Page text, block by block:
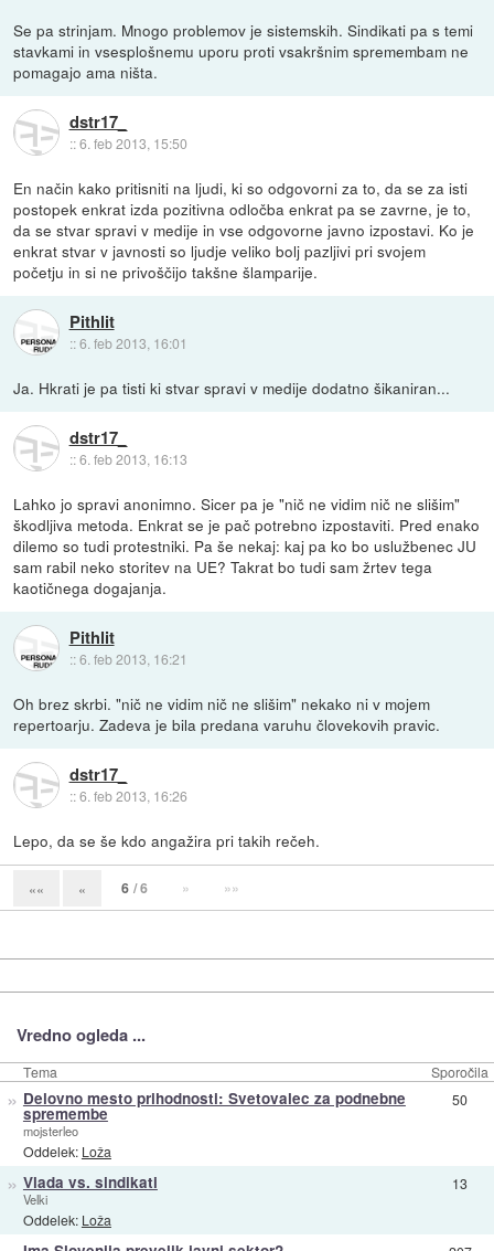
Se pa strinjam. Mnogo problemov je sistemskih. Sindikati pa s temi
stavkami in vsesplošnemu uporu proti vsakršnim spremembam ne
pomagajo ama ništa.
dstr17_
::6. feb 2013, 15:50
En način kako pritisniti na ljudi, ki so odgovorni za to, da se za isti
postopek enkrat izda pozitivna odločba enkrat pa se zavrne, je to,
da se stvar spravi v medije in vse odgovorne javno izpostavi. Ko je
enkrat stvar v javnosti so ljudje veliko bolj pazljivi pri svojem
početju in si ne privoščijo takšne šlamparije.
Pithlit
::6. feb 2013, 16:01
Ja. Hkrati je pa tisti ki stvar spravi v medije dodatno šikaniran...
dstr17_
::6. feb 2013, 16:13
Lahko jo spravi anonimno. Sicer pa je "nič ne vidim nič ne slišim"
škodljiva metoda. Enkrat se je pač potrebno izpostaviti. Pred enako
dilemo so tudi protestniki. Pa še nekaj: kaj pa ko bo uslužbenec JU
sam rabil neko storitev na UE? Takrat bo tudi sam žrtev tega
kaotičnega dogajanja.
Pithlit
::6. feb 2013, 16:21
Oh brez skrbi. "nič ne vidim nič ne slišim" nekako ni v mojem
repertoarju. Zadeva je bila predana varuhu človekovih pravic.
dstr17_
::6. feb 2013, 16:26
Lepo, da se še kdo angažira pri takih rečeh.
«« « 6 / 6 » »»
Vredno ogleda ...
Tema Sporočila
» Delovno mesto prihodnosti: Svetovalec za podnebne
spremembe
mojsterleo
Oddelek: Loža
50
» Vlada vs. sindikati
Velki
Oddelek: Loža
13